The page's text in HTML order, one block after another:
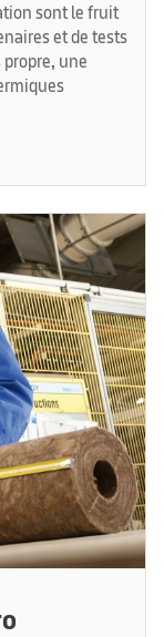
sont le fruit
et de tests
une